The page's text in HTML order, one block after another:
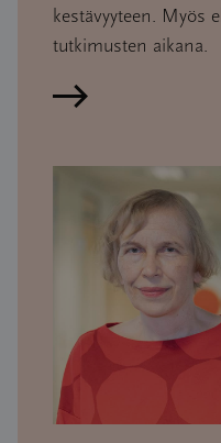
kestävyyteen. Myös
tutkimusten aikana.
Lue artikkeli